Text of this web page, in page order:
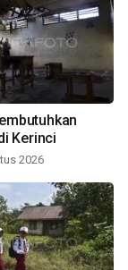
Kerinci
2026